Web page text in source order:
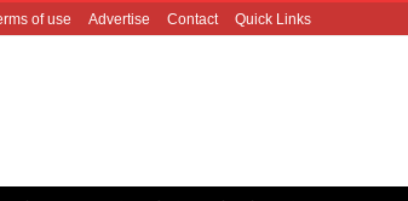
of use Advertise Contact Quick Links